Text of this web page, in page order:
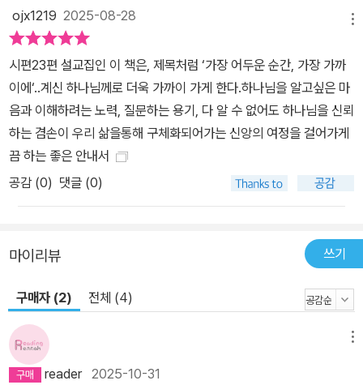
씀을 읽는 동시에 부르고, 기도하며 고백하게 만드는 이 책은 단순한
해설서를 넘어, 한 편의 살아 있는 예배로 이어지는 책이다. 독자 대상
-영혼의 쉼과 회복을 필요로 하는 현대인 -시편 23편을 깊이 묵상하
고 싶은 모든 그리스도인 -고통과 상실, 우울과 혼돈 속에서도 하나님
의 임재를 붙들고 싶은 이들 -목회 설교나 성경공부 교재로 시편 23
편을 다루려는 목회자와 교회 지도자
ojx1219 2025-08-28
시편23편 설교집인 이 책은, 제목처럼 ‘가장 어두운 순간, 가장 가까
이에‘..계신 하나님께로 더욱 가까이 가게 한다.하나님을 알고싶은 마
음과 이해하려는 노력, 질문하는 용기, 다 알 수 없어도 하나님을 신뢰
하는 겸손이 우리 삶을통해 구체화되어가는 신앙의 여정을 걸어가게
끔 하는 좋은 안내서
공감 (0) 댓글 (0)
마이리뷰 쓰기
구매자 (2) 전체 (4)
reader2025-10-31